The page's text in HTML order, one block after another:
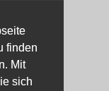
finden
Mit
sich
finden
Mit
sich